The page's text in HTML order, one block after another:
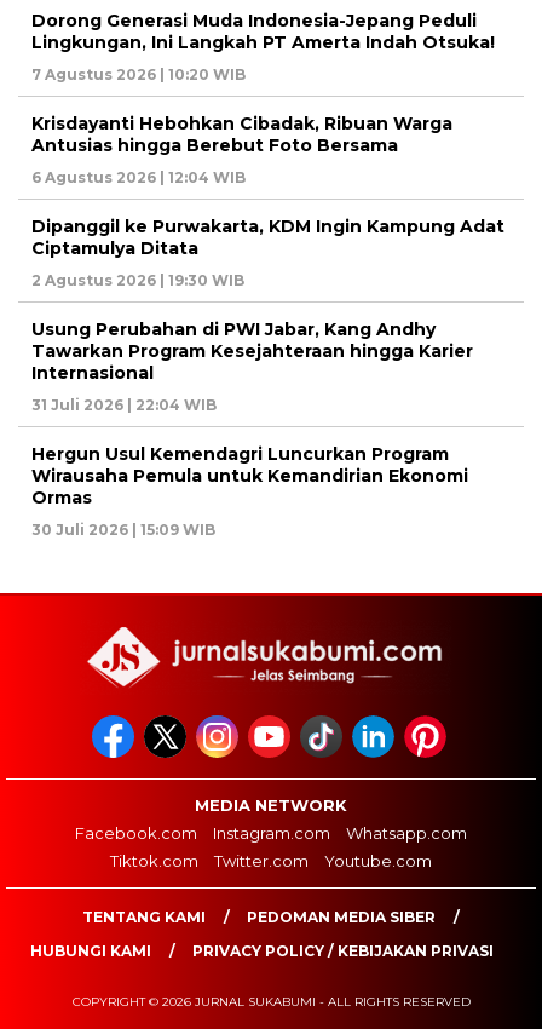
Dorong Generasi Muda Indonesia-Jepang Peduli
Lingkungan, Ini Langkah PT Amerta Indah Otsuka!
7 Agustus 2026 | 10:20 WIB
Krisdayanti Hebohkan Cibadak, Ribuan Warga
Antusias hingga Berebut Foto Bersama
6 Agustus 2026 | 12:04 WIB
Dipanggil ke Purwakarta, KDM Ingin Kampung Adat
Ciptamulya Ditata
2 Agustus 2026 | 19:30 WIB
Usung Perubahan di PWI Jabar, Kang Andhy
Tawarkan Program Kesejahteraan hingga Karier
Internasional
31 Juli 2026 | 22:04 WIB
Hergun Usul Kemendagri Luncurkan Program
Wirausaha Pemula untuk Kemandirian Ekonomi
Ormas
30 Juli 2026 | 15:09 WIB
MEDIA NETWORK
Facebook.com
Instagram.com
Whatsapp.com
Tiktok.com
Twitter.com Youtube.com
TENTANG KAMI
PEDOMAN MEDIA SIBER
HUBUNGI KAMI
PRIVACY POLICY / KEBIJAKAN PRIVASI
COPYRIGHT © 2026 JURNAL SUKABUMI - ALL RIGHTS RESERVED